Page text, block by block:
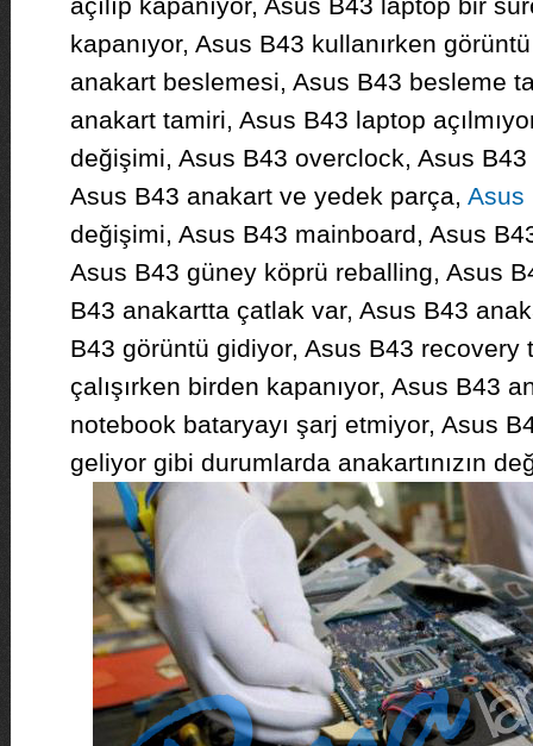
kapanıyor, Asus B43 kullanırken
anakart beslemesi, Asus B43 besleme
anakart tamiri, Asus B43 laptop
değişimi, Asus B43 overclock, Asus
Asus B43 anakart ve yedek parça, Asus
değişimi, Asus B43 mainboard, Asus
Asus B43 güney köprü reballing, Asus
B43 anakartta çatlak var, Asus B43
B43 görüntü gidiyor, Asus B43 recovery
çalışırken birden kapanıyor, Asus B43
notebook bataryayı şarj etmiyor, Asus
geliyor gibi durumlarda anakartınızın